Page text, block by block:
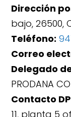
Dirección
bajo, 26500,
Teléfono:
Correo
Delegado
PRODANA
Contacto
11, planta 5